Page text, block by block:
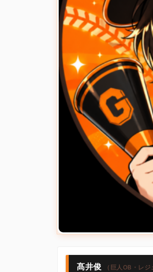
髙井俊 （巨人OB・レ